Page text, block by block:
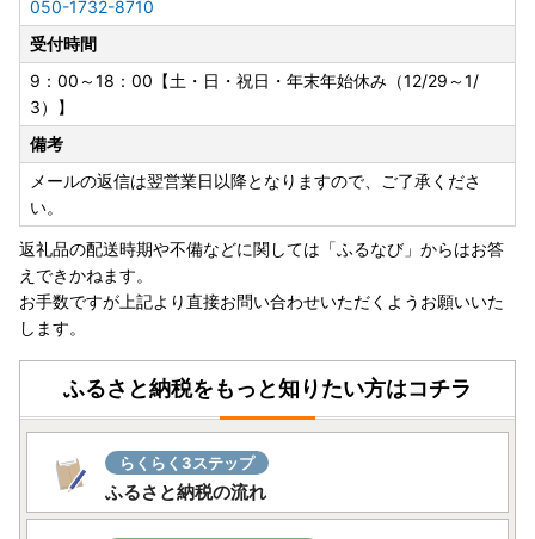
050-1732-8710
受付時間
9：00～18：00【土・日・祝日・年末年始休み（12/29～1/
3）】
備考
メールの返信は翌営業日以降となりますので、ご了承くださ
い。
返礼品の配送時期や不備などに関しては「ふるなび」からはお答
えできかねます。
お手数ですが上記より直接お問い合わせいただくようお願いいた
します。
ふるさと納税をもっと知りたい方はコチラ
らくらく3ステップ
ふるさと納税の流れ